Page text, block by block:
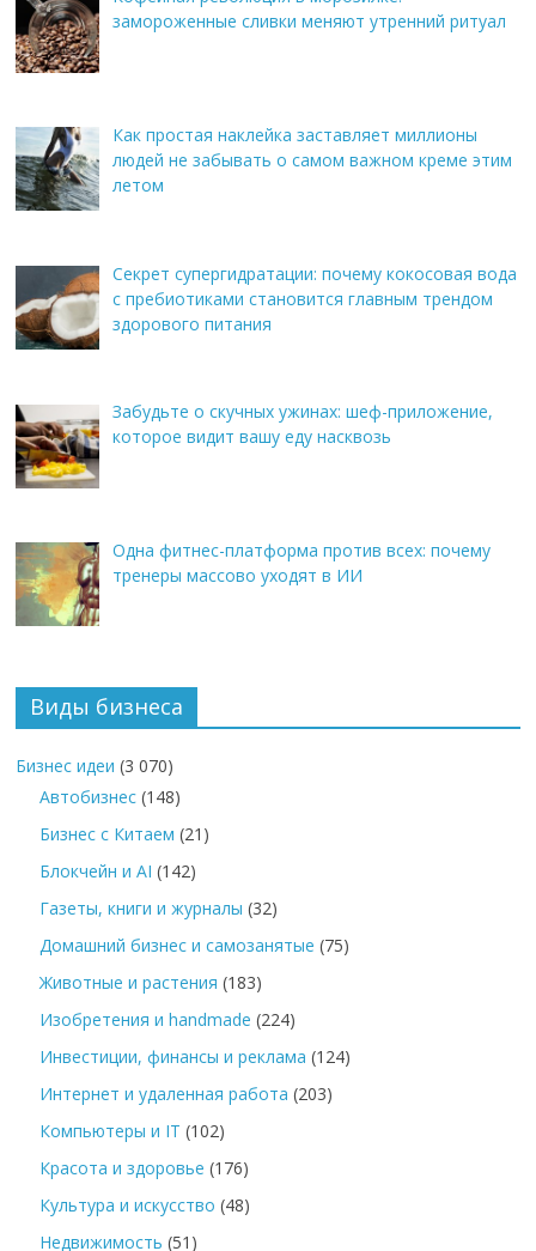
замороженные сливки меняют утренний ритуал
Как простая наклейка заставляет миллионы
людей не забывать о самом важном креме этим
летом
Секрет супергидратации: почему кокосовая вода
с пребиотиками становится главным трендом
здорового питания
Забудьте о скучных ужинах: шеф-приложение,
которое видит вашу еду насквозь
Одна фитнес-платформа против всех: почему
тренеры массово уходят в ИИ
Виды бизнеса
Бизнес идеи (3 070)
Автобизнес (148)
Бизнес с Китаем (21)
Блокчейн и AI (142)
Газеты, книги и журналы (32)
Домашний бизнес и самозанятые (75)
Животные и растения (183)
Изобретения и handmade (224)
Инвестиции, финансы и реклама (124)
Интернет и удаленная работа (203)
Компьютеры и IT (102)
Красота и здоровье (176)
Культура и искусство (48)
Недвижимость (51)